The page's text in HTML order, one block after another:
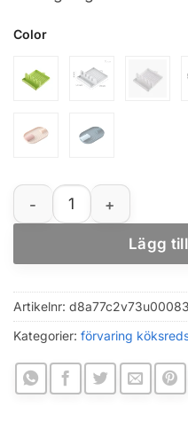
Color
Slevställ i plast för
Lägg
Artikelnr:
Kategorier: förvaring